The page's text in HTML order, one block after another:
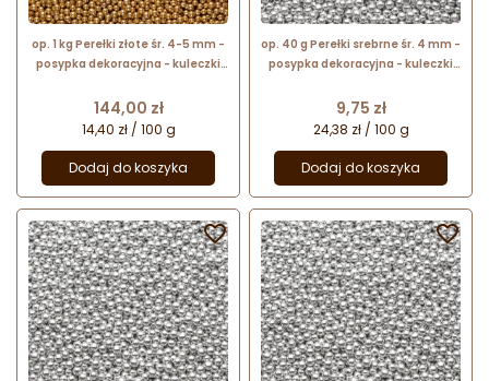
op. 1 kg Perełki złote śr. 4-5 mm -
posypka dekoracyjna - kuleczki
połyskiem
Cena
144,00 zł
14,40 zł / 100 g
Dodaj do koszyka
op. 40 g Perełki srebrne śr. 4 mm -
posypka dekoracyjna - kuleczki
połyskiem
Cena
9,75 zł
24,38 zł / 100 g
Dodaj do koszyka
 